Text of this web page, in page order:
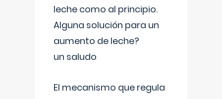
leche como al principio.
Alguna solución para un
aumento de leche?
un saludo
El mecanismo que regula